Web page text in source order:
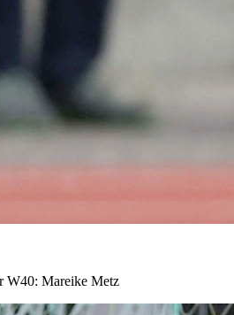
W40: Mareike Metz